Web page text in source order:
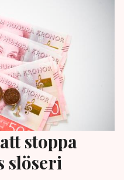
stoppa
slöseri